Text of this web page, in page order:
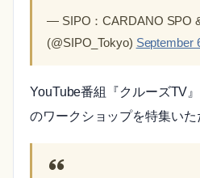
— SIPO：CARDANO SPO
(@SIPO_Tokyo) September
YouTube番組『クルーズTV
のワークショップを特集いた